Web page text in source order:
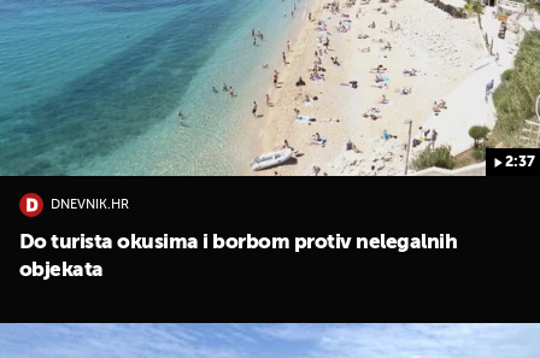
2:37
DNEVNIK.HR
Do turista okusima i borbom protiv nelegalnih
objekata